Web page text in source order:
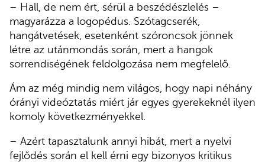
– Hall, de nem ért, sérül a beszédészlelés –
magyarázza a logopédus. Szótagcserék,
hangátvetések, esetenként szóroncsok jönnek
létre az utánmondás során, mert a hangok
sorrendiségének feldolgozása nem megfelelő.
Ám az még mindig nem világos, hogy napi néhány
órányi videóztatás miért jár egyes gyerekeknél ilyen
komoly következményekkel.
– Azért tapasztalunk annyi hibát, mert a nyelvi
fejlődés során el kell érni egy bizonyos kritikus